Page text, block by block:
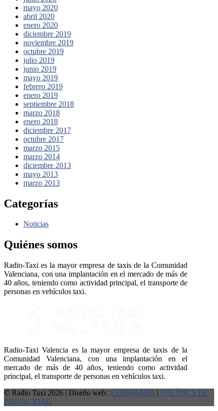
mayo 2020
abril 2020
enero 2020
diciembre 2019
noviembre 2019
octubre 2019
julio 2019
junio 2019
mayo 2019
febrero 2019
enero 2019
septiembre 2018
marzo 2018
enero 2018
diciembre 2017
octubre 2017
marzo 2015
marzo 2014
diciembre 2013
mayo 2013
marzo 2013
Categorías
Noticias
Quiénes somos
Radio-Taxi es la mayor empresa de taxis de la Comunidad
Valenciana, con una implantación en el mercado de más de
40 años, teniendo como actividad principal, el transporte de
personas en vehículos taxi.
Radio-Taxi Valencia es la mayor empresa de taxis de la
Comunidad Valenciana, con una implantación en el
mercado de más de 40 años, teniendo como actividad
principal, el transporte de personas en vehículos taxi.
© Radio Taxi 2026 | Diseño web: KERNMARK | POLÍTICA DE
PRIVACIDAD